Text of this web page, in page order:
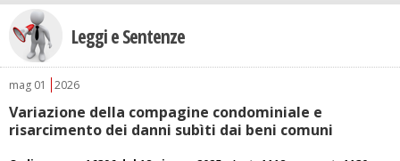
Leggi e Sentenze
mag 01 2026
Variazione della compagine condominiale e
risarcimento dei danni subìti dai beni comuni